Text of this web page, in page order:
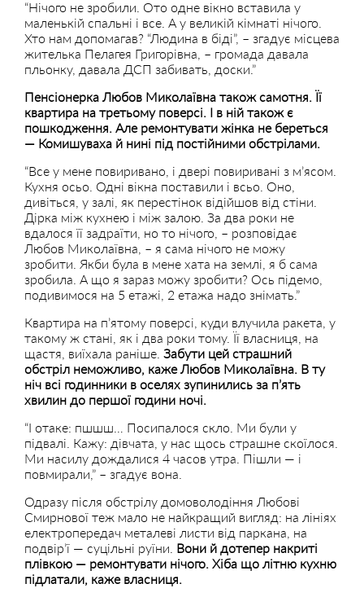
“Нічого не зробили. Ото одне вікно вставила у
маленькій спальні і все. А у великій кімнаті нічого.
Хто нам допомагав? “Людина в біді”, – згадує місцева
жителька Пелагея Григорівна, – громада давала
пльонку, давала ДСП забивать, доски.”
Пенсіонерка Любов Миколаївна також самотня. Її
квартира на третьому поверсі. І в ній також є
пошкодження. Але ремонтувати жінка не береться
— Комишуваха й нині під постійними обстрілами.
“Все у мене повиривано, і двері повиривані з м’ясом.
Кухня осьо. Одні вікна поставили і всьо. Оно,
дивіться, у залі, як перестінок відійшов від стіни.
Дірка між кухнею і між залою. За два роки не
вдалося її задраїти, но то нічого, – розповідає
Любов Миколаївна, – я сама нічого не можу
зробити. Якби була в мене хата на землі, я б сама
зробила. А що я зараз можу зробити? Ось підемо,
подивимося на 5 етажі, 2 етажа надо знімать.”
Квартира на п’ятому поверсі, куди влучила ракета, у
такому ж стані, як і два роки тому. Її власниця, на
щастя, виїхала раніше. Забути цей страшний
обстріл неможливо, каже Любов Миколаївна. В ту
ніч всі годинники в оселях зупинились за п’ять
хвилин до першої години ночі.
“І отаке: пшшш… Посипалося скло. Ми були у
підвалі. Кажу: дівчата, у нас щось страшне скоїлося.
Ми насилу дождалися 4 часов утра. Пішли — і
повмирали,” – згадує вона.
Одразу після обстрілу домоволодіння Любові
Смирнової теж мало не найкращий вигляд: на лініях
електропередач металеві листи від паркана, на
подвір’ї — суцільні руїни. Вони й дотепер накриті
плівкою — ремонтувати нічого. Хіба що літню кухню
підлатали, каже власниця.